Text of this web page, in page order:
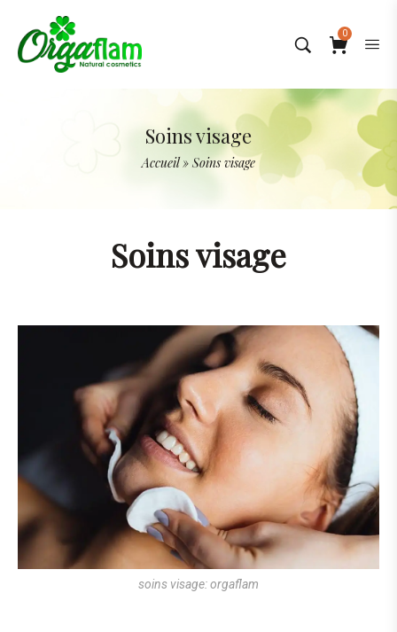
0
Soins visage
Accueil» Soins visage
Soins visage
soins visage: orgaflam